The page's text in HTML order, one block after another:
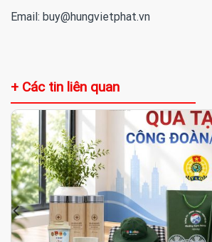
Email: buy@hungvietphat.vn
+ Các tin liên quan